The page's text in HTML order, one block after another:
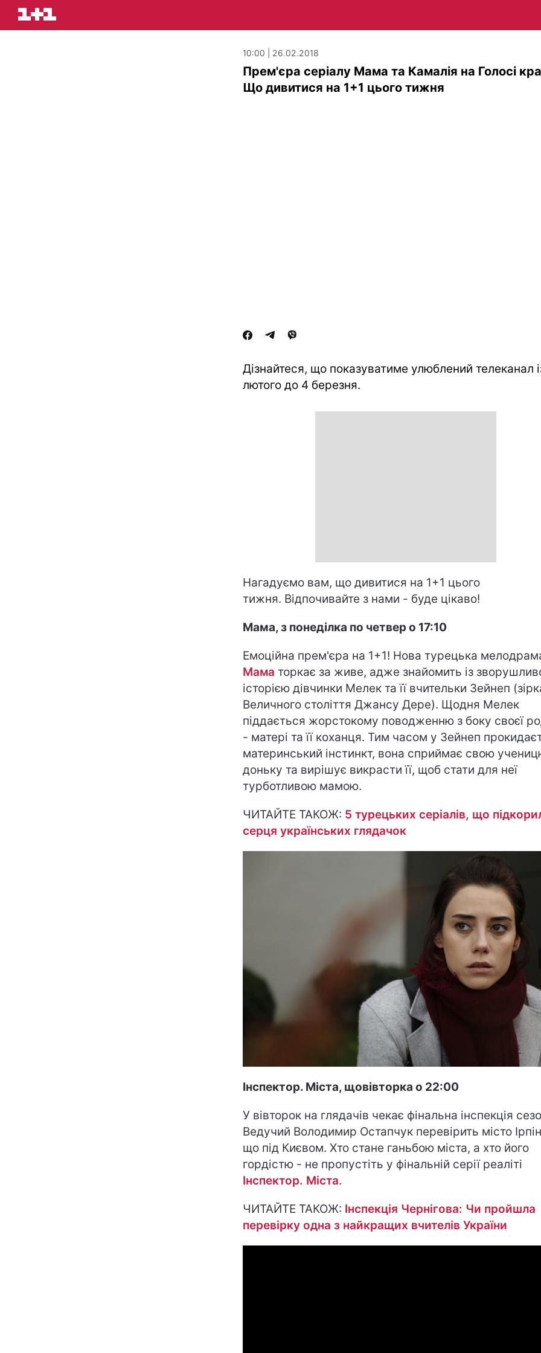
10:00 | 26.02.2018
Прем'єра серіалу Мама та Камалія на Голосі
Що дивитися на 1+1 цього тижня
Дізнайтеся, що показуватиме улюблений телеканал
лютого до 4 березня.
Нагадуємо вам, що дивитися на 1+1 цього
тижня. Відпочивайте з нами - буде цікаво!
Мама, з понеділка по четвер о 17:10
Емоційна прем'єра на 1+1! Нова турецька
Мама торкає за живе, адже знайомить із
історією дівчинки Мелек та її вчительки Зейнеп
Величного століття Джансу Дере). ​Щодня Мелек
піддається жорстокому поводженню з боку своєї
- матері та її коханця. Тим часом у Зейнеп
материнський інстинкт, вона сприймає свою
доньку та вирішує викрасти її, щоб стати для неї
турботливою мамою.
ЧИТАЙТЕ ТАКОЖ: 5 турецьких серіалів, що
серця українських глядачок
Інспектор. Міста, щовівторка о 22:00
У вівторок на глядачів чекає фінальна інспекція
Ведучий Володимир Остапчук перевірить місто
що під Києвом. Хто стане ганьбою міста, а хто його
гордістю - не пропустіть у фінальній серії реаліті
Інспектор. Міста.
ЧИТАЙТЕ ТАКОЖ: Інспекція Чернігова: Чи пройшла
перевірку одна з найкращих вчителів України